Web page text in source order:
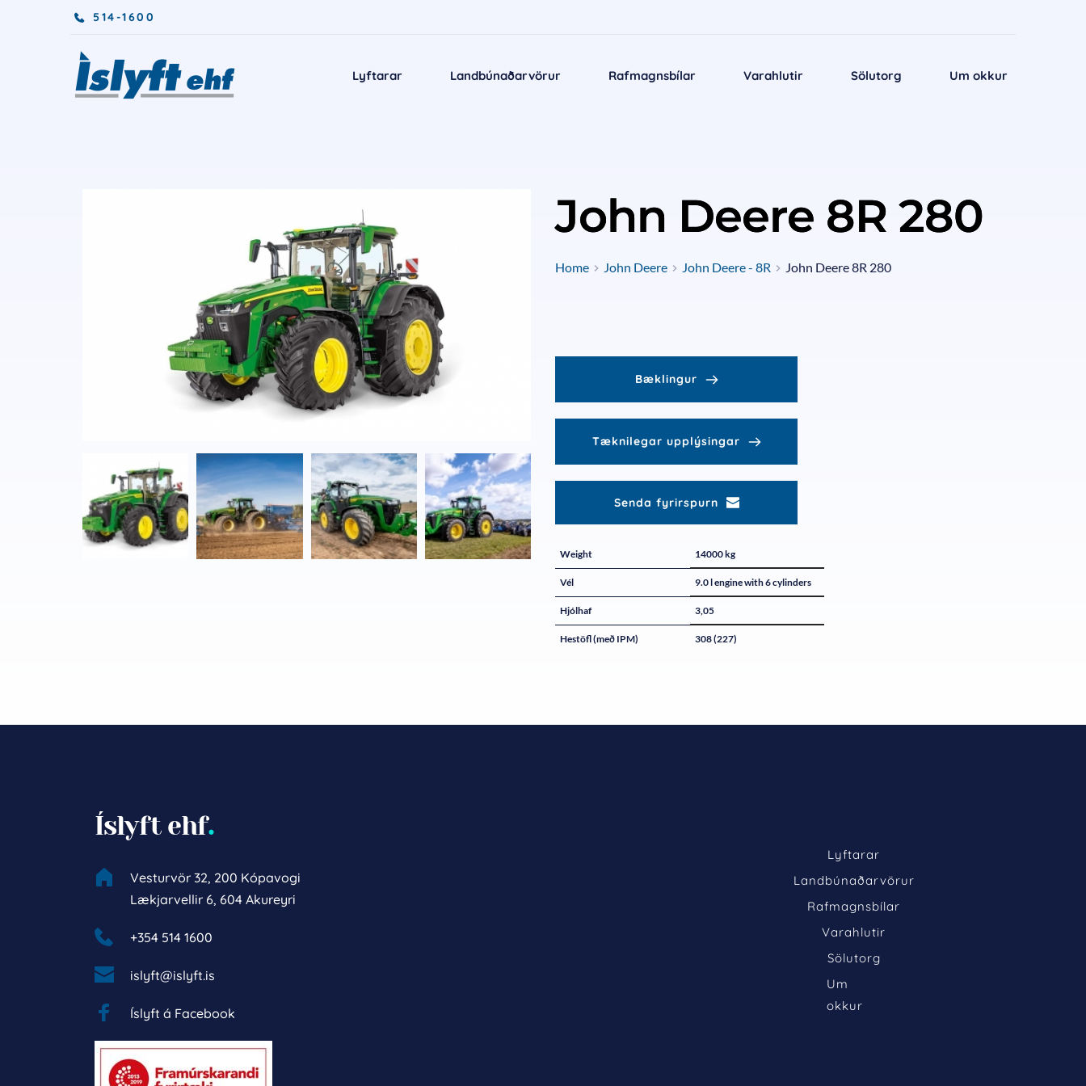
514-1600
Lyftarar Landbúnaðarvörur Rafmagnsbílar Varahlutir Sölutorg Um okkur
John Deere 8R 280
Home John Deere John Deere - 8R John Deere 8R 280
Bæklingur
Tæknilegar upplýsingar
Senda fyrirspurn
Weight 14000 kg
Vél 9.0 l engine with 6 cylinders
Hjólhaf 3,05
Hestöfl (með IPM) 308 (227)
Íslyft ehf.
Vesturvör 32, 200 Kópavogi
Lækjarvellir 6, 604 Akureyri
+354 514 1600
islyft@islyft.is
Íslyft á Facebook
Lyftarar
Landbúnaðarvörur
Rafmagnsbílar
Varahlutir
Sölutorg
Um
okkur